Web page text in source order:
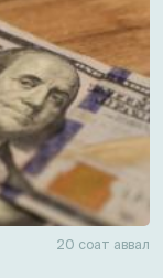
20 соат аввал